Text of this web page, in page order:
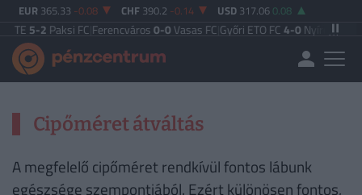
EUR 365.33 -0.08 CHF 390.2 -0.14 USD 317.06 0.08
TE5-2Paksi FC|Ferencváros0-0Vasas FC|Győri ETO FC4-0Nyíregyháza
Cipőméret átváltás
A megfelelő cipőméret rendkívül fontos lábunk
egészsége szempontjából. Ezért különösen fontos,